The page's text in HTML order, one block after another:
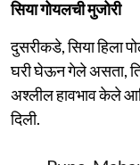
सिया गोयलची मुजोरी
दुसरीकडे, सिया हिला
घरी घेऊन गेले असता,
अश्लील हावभाव केले
दिली.